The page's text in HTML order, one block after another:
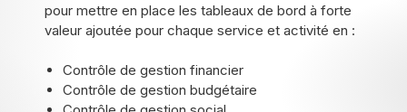
pour mettre en place les tableaux de bord à forte
valeur ajoutée pour chaque service et activité en :
Contrôle de gestion financier
Contrôle de gestion budgétaire